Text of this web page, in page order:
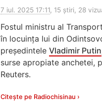
7 iul. 2025 17:11, 15 știri, 28
Fostul ministru al
în locuința lui din
președinteleVladimir Putin
surse apropiate anchetei,
Reuters.
Citește pe Radiochisinau ›